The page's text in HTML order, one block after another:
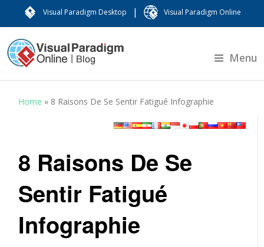
Visual Paradigm Desktop | Visual Paradigm Online
Menu
Home » 8 Raisons De Se Sentir Fatigué Infographie
8 Raisons De Se
Sentir Fatigué
Infographie